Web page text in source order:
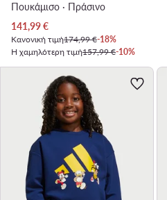
Πουκάμισο · Πράσινο
Τρέχουσα τιμή
141,99€
Κανονική τιμή174,99 €-18%
Η χαμηλότερη τιμή157,99 €-10%